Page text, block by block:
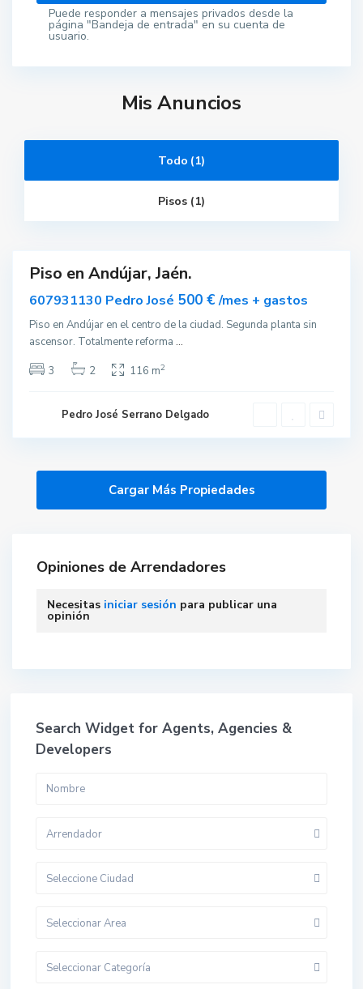
Puede responder a mensajes privados desde la
página "Bandeja de entrada" en su cuenta de
usuario.
Mis Anuncios
Todo (1)
Pisos (1)
n
Piso en Andújar, Jaén.
607931130 Pedro José 500 €/mes + gastos
Piso en Andújar en el centro de la ciudad. Segunda planta sin
ascensor. Totalmente reforma ...
3
2 116 m2
Pedro José Serrano Delgado
Opiniones de Arrendadores
Necesitas iniciar sesión para publicar una
opinión
Search Widget for Agents, Agencies &
Developers
Arrendador
Seleccione Ciudad
Seleccionar Area
Seleccionar Categoría